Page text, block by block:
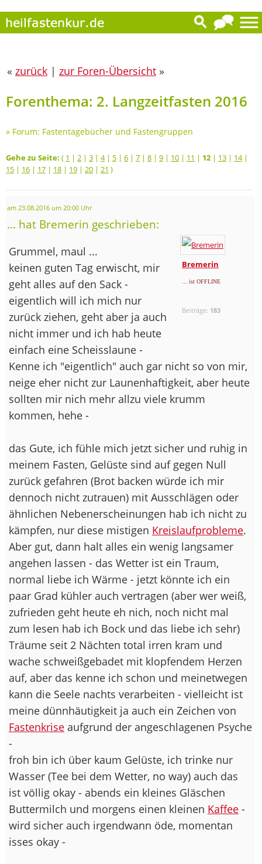
« zurück | zur Foren-Übersicht »
Forenthema: 2. Langzeitfasten 2016
» Forum: Fastentagebücher und Fastengruppen
Gehe zu Seite: ( 1 | 2 | 3 | 4| 5 | 6 | 7 | 8 | 9 | 10 | 11 | 12 | 13 | 14|
15 | 16 | 17 | 18 | 19 | 20 | 21 )
am 23.08.2016 um 20:00 Uhr
... hat Bremerin geschrieben:
Bremerin
... ist OFFLINE
Beiträge: 183
Grummel, maul ...
keinen guten Tag erwischt, mir
geht alles auf den Sack -
eigentlich will ich mich nur
zurück ziehen, geht aber ja auch
nicht immer und ich hab heute
einfach eine Scheisslaune -
Kenne ich "eigentlich" auch gar nicht so von mir,
neige eher nicht zur Launenhaftigkeit, aber heute
sollten mir nich mehr allzu viele krumm
kommen, hehe -
das Gute, ich fühle mich jetzt sicher und ruhig in
meinem Fasten, Gelüste sind auf gegen Null
zurück gefahren (Brot backen würde ich mir
dennoch nicht zutrauen) mit Ausschlägen oder
ähnlichen Nebenerscheinungen hab ich nicht zu
kämpfen, nur diese mistigen Kreislaufprobleme.
Aber gut, dann halt alles ein wenig langsamer
angehen lassen - das Wetter ist ein Traum,
normal liebe ich Wärme - jetzt könnte ich ein
paar Grad kühler auch vertragen (aber wer weiß,
zufrieden geht heute eh nich, noch nicht mal
zum lesen hab ich Bock und das liebe ich sehr)
Träume seit 2 Nächten total irren kram und
wache schweißgebadet mit klopfendem Herzen
auf, aber das kenne ich schon und meinetwegen
kann die Seele nachts verarbeiten - vielleicht ist
meine dünnhäutigkeit ja auch ein Zeichen von
Fastenkrise aufgrund der angeschlagenen Psyche
-
froh bin ich über kaum Gelüste, ich trinke nur
Wasser (Tee bei dem Wetter, no way) auch das
ist völlig okay - abends ein kleines Gläschen
Buttermilch und morgens einen kleinen Kaffee -
wird sicher auch irgendwann öde, momentan
isses okay -